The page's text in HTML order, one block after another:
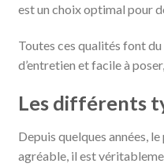
est un choix optimal pour
Toutes ces qualités font
d’entretien et facile à
Les différents
Depuis quelques années,
agréable, il est